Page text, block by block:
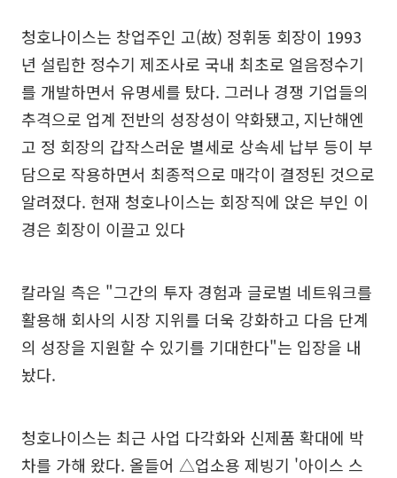
청호나이스는 창업주인 고(故) 정휘동 회장이 1993
년 설립한 정수기 제조사로 국내 최초로 얼음정수기
를 개발하면서 유명세를 탔다. 그러나 경쟁 기업들의
추격으로 업계 전반의 성장성이 약화됐고, 지난해엔
고 정 회장의 갑작스러운 별세로 상속세 납부 등이 부
담으로 작용하면서 최종적으로 매각이 결정된 것으로
알려졌다. 현재 청호나이스는 회장직에 앉은 부인 이
경은 회장이 이끌고 있다
칼라일 측은 "그간의 투자 경험과 글로벌 네트워크를
활용해 회사의 시장 지위를 더욱 강화하고 다음 단계
의 성장을 지원할 수 있기를 기대한다"는 입장을 내
놨다.
청호나이스는 최근 사업 다각화와 신제품 확대에 박
차를 가해 왔다. 올들어 △업소용 제빙기 '아이스 스